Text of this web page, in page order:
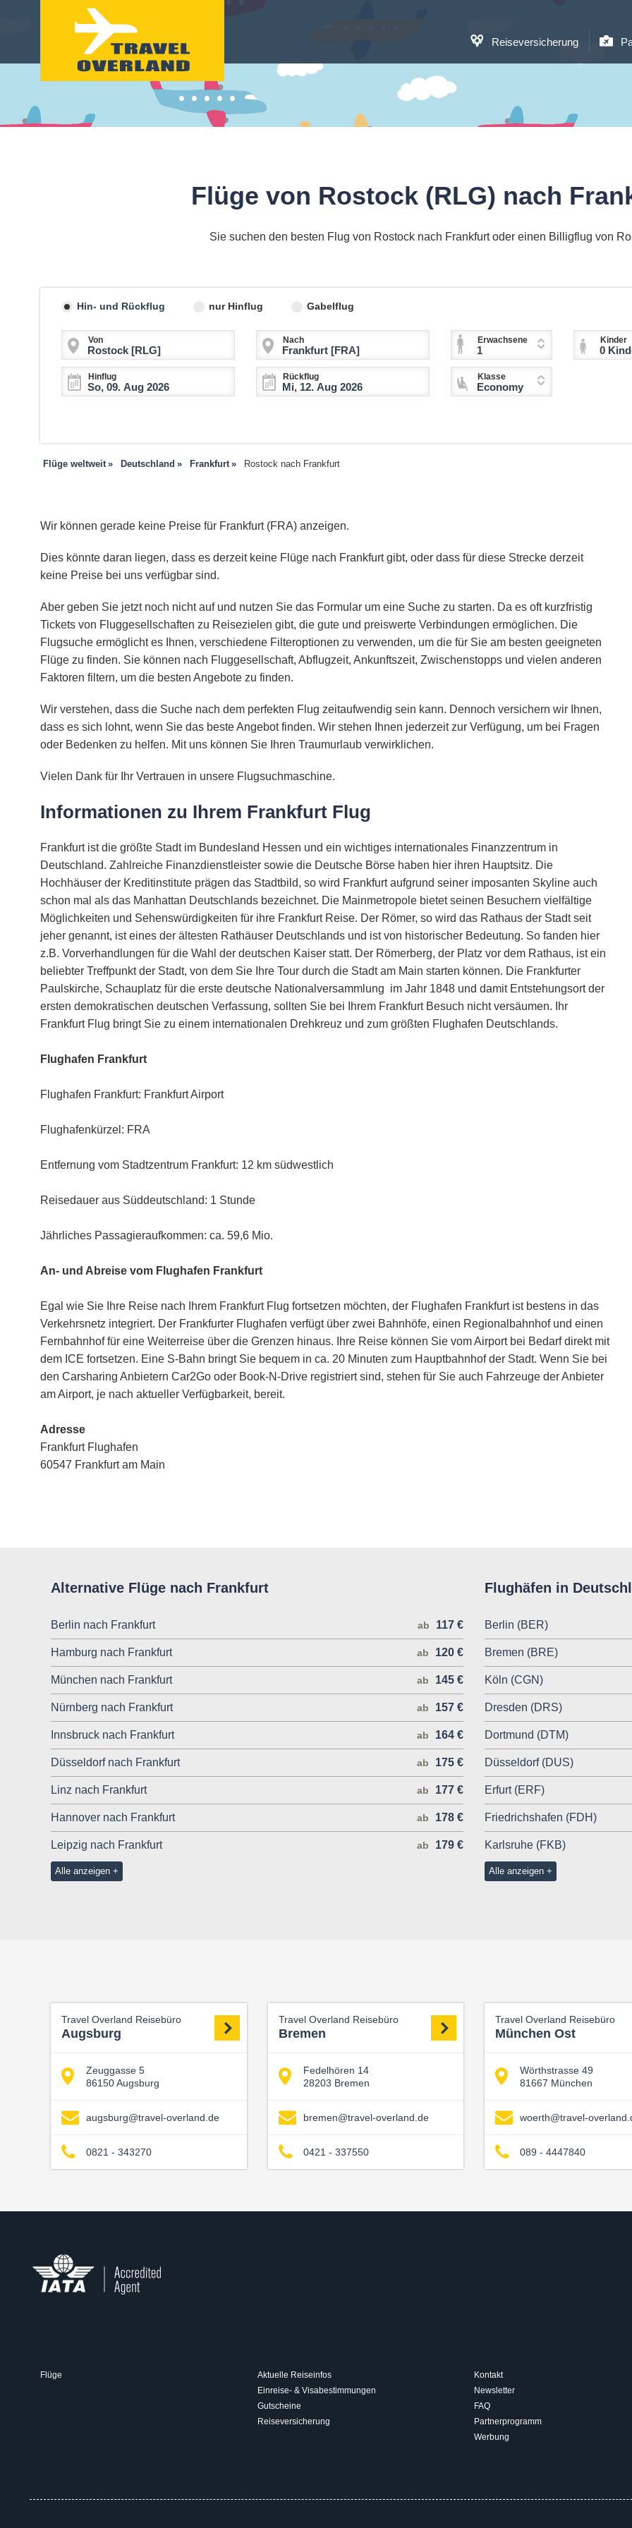
Reiseversicherung
Flüge von Rostock (RLG) nach
Sie suchen den besten Flug von Rostock nach Frankfurt oder einen Billigflug von
Hin- und Rückflug nur Hinflug Gabelflug
Von Nach
Hinflug Rückflug
Erwachsene
1
Kinder
0 Kinder (2-11
Klasse
Economy
Flüge weltweit Deutschland Frankfurt Rostock nach Frankfurt
Wir können gerade keine Preise für Frankfurt (FRA) anzeigen.
Dies könnte daran liegen, dass es derzeit keine Flüge nach Frankfurt gibt, oder dass für diese Strecke derzeit
keine Preise bei uns verfügbar sind.
Aber geben Sie jetzt noch nicht auf und nutzen Sie das Formular um eine Suche zu starten. Da es oft kurzfristig
Tickets von Fluggesellschaften zu Reisezielen gibt, die gute und preiswerte Verbindungen ermöglichen. Die
Flugsuche ermöglicht es Ihnen, verschiedene Filteroptionen zu verwenden, um die für Sie am besten geeigneten
Flüge zu finden. Sie können nach Fluggesellschaft, Abflugzeit, Ankunftszeit, Zwischenstopps und vielen anderen
Faktoren filtern, um die besten Angebote zu finden.
Wir verstehen, dass die Suche nach dem perfekten Flug zeitaufwendig sein kann. Dennoch versichern wir Ihnen,
dass es sich lohnt, wenn Sie das beste Angebot finden. Wir stehen Ihnen jederzeit zur Verfügung, um bei Fragen
oder Bedenken zu helfen. Mit uns können Sie Ihren Traumurlaub verwirklichen.
Vielen Dank für Ihr Vertrauen in unsere Flugsuchmaschine.
Informationen zu Ihrem Frankfurt Flug
Frankfurt ist die größte Stadt im Bundesland Hessen und ein wichtiges internationales Finanzzentrum in
Deutschland. Zahlreiche Finanzdienstleister sowie die Deutsche Börse haben hier ihren Hauptsitz. Die
Hochhäuser der Kreditinstitute prägen das Stadtbild, so wird Frankfurt aufgrund seiner imposanten Skyline auch
schon mal als das Manhattan Deutschlands bezeichnet. Die Mainmetropole bietet seinen Besuchern vielfältige
Möglichkeiten und Sehenswürdigkeiten für ihre Frankfurt Reise. Der Römer, so wird das Rathaus der Stadt seit
jeher genannt, ist eines der ältesten Rathäuser Deutschlands und ist von historischer Bedeutung. So fanden hier
z.B. Vorverhandlungen für die Wahl der deutschen Kaiser statt. Der Römerberg, der Platz vor dem Rathaus, ist ein
beliebter Treffpunkt der Stadt, von dem Sie Ihre Tour durch die Stadt am Main starten können. Die Frankfurter
Paulskirche, Schauplatz für die erste deutsche Nationalversammlung im Jahr 1848 und damit Entstehungsort der
ersten demokratischen deutschen Verfassung, sollten Sie bei Ihrem Frankfurt Besuch nicht versäumen. Ihr
Frankfurt Flug bringt Sie zu einem internationalen Drehkreuz und zum größten Flughafen Deutschlands.
Flughafen Frankfurt
Flughafen Frankfurt: Frankfurt Airport
Flughafenkürzel: FRA
Entfernung vom Stadtzentrum Frankfurt: 12 km südwestlich
Reisedauer aus Süddeutschland: 1 Stunde
Jährliches Passagieraufkommen: ca. 59,6 Mio.
An- und Abreise vom Flughafen Frankfurt
Egal wie Sie Ihre Reise nach Ihrem Frankfurt Flug fortsetzen möchten, der Flughafen Frankfurt ist bestens in das
Verkehrsnetz integriert. Der Frankfurter Flughafen verfügt über zwei Bahnhöfe, einen Regionalbahnhof und einen
Fernbahnhof für eine Weiterreise über die Grenzen hinaus. Ihre Reise können Sie vom Airport bei Bedarf direkt mit
dem ICE fortsetzen. Eine S-Bahn bringt Sie bequem in ca. 20 Minuten zum Hauptbahnhof der Stadt. Wenn Sie bei
den Carsharing Anbietern Car2Go oder Book-N-Drive registriert sind, stehen für Sie auch Fahrzeuge der Anbieter
am Airport, je nach aktueller Verfügbarkeit, bereit.
Adresse
Frankfurt Flughafen
60547 Frankfurt am Main
Alternative Flüge nach Frankfurt
Berlin nach Frankfurt ab 117 €
Hamburg nach Frankfurt ab 120 €
München nach Frankfurt ab 145 €
Nürnberg nach Frankfurt ab 157 €
Innsbruck nach Frankfurt ab 164 €
Düsseldorf nach Frankfurt ab 175 €
Linz nach Frankfurt ab 177 €
Hannover nach Frankfurt ab 178 €
Leipzig nach Frankfurt ab 179 €
Alle anzeigen
Flughäfen in
Berlin (BER)
Bremen (BRE)
Köln (CGN)
Dresden (DRS)
Dortmund (DTM)
Düsseldorf (DUS)
Erfurt (ERF)
Friedrichshafen (FDH)
Karlsruhe (FKB)
Alle anzeigen
Travel Overland Reisebüro
Augsburg
Zeuggasse 5
86150 Augsburg
augsburg@travel-overland.de
0821 - 343270
Travel Overland Reisebüro
Bremen
Fedelhören 14
28203 Bremen
bremen@travel-overland.de
0421 - 337550
Travel Overland Reisebüro
München Ost
Wörthstrasse 49
81667 München
woerth@travel-
089 - 4447840
Flüge
Aktuelle Reiseinfos
Einreise- & Visabestimmungen
Gutscheine
Reiseversicherung
Kontakt
Newsletter
FAQ
Partnerprogramm
Werbung